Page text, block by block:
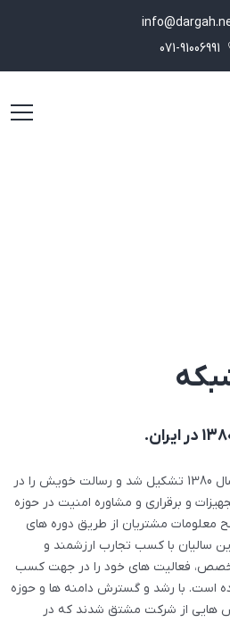
شرکت درگاه ارتباطات جدید از سال 1380 تشکیل شد و رسالت خویش را در
و برقراری و مشاوره امنیت در حوزه
معلومات مشتریان از طریق دوره های
سالیان با کسب تجارب ارزشمند و
فعالیت های خود را در جهت کسب
است. با رشد و گسترش دامنه ها و حوزه
هایی از شرکت مشتق شدند که در